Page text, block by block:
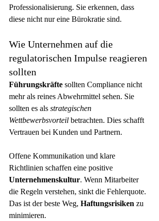
Professionalisierung. Sie erkennen, dass
diese nicht nur eine Bürokratie sind.
Wie Unternehmen auf die
regulatorischen Impulse reagieren
sollten
Führungskräfte sollten Compliance nicht
mehr als reines Abwehrmittel sehen. Sie
sollten es als strategischen
Wettbewerbsvorteil betrachten. Dies schafft
Vertrauen bei Kunden und Partnern.
Offene Kommunikation und klare
Richtlinien schaffen eine positive
Unternehmenskultur. Wenn Mitarbeiter
die Regeln verstehen, sinkt die Fehlerquote.
Das ist der beste Weg, Haftungsrisiken zu
minimieren.